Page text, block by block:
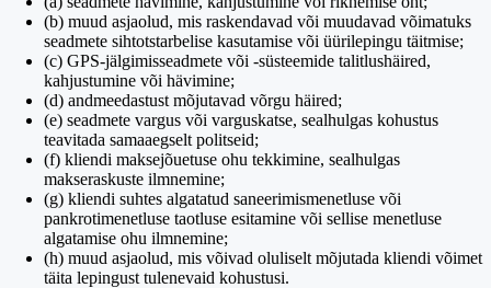
(b) muud asjaolud, mis raskendavad või muudavad võimatuks
seadmete sihtotstarbelise kasutamise või üürilepingu täitmise;
(c) GPS-jälgimisseadmete või -süsteemide talitlushäired,
kahjustumine või hävimine;
(d) andmeedastust mõjutavad võrgu häired;
(e) seadmete vargus või varguskatse, sealhulgas kohustus
teavitada samaaegselt politseid;
(f) kliendi maksejõuetuse ohu tekkimine, sealhulgas
makseraskuste ilmnemine;
(g) kliendi suhtes algatatud saneerimismenetluse või
pankrotimenetluse taotluse esitamine või sellise menetluse
algatamise ohu ilmnemine;
(h) muud asjaolud, mis võivad oluliselt mõjutada kliendi võimet
täita lepingust tulenevaid kohustusi.